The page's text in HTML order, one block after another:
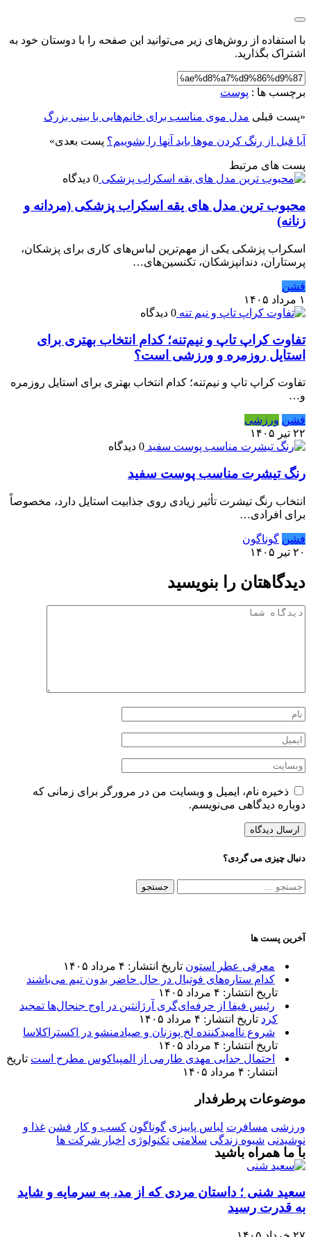
با استفاده از روش‌های زیر می‌توانید این صفحه را با دوستان خود به
اشتراک بگذارید.
برچسب ها : پوست
«پست قبلی مدل موی مناسب برای خانم‌هایی با بینی بزرگ
آیا قبل از رنگ کردن موها باید آنها را بشوییم؟ پست بعدی»
پست های مرتبط
0 دیدگاه
محبوب ترین مدل های یقه اسکراب پزشکی (مردانه و
زنانه)
اسکراب پزشکی یکی از مهم‌ترین لباس‌های کاری برای پزشکان،
پرستاران، دندانپزشکان، تکنسین‌های…
فشن
۱ مرداد ۱۴۰۵
0 دیدگاه
تفاوت کراپ تاپ و نیم‌تنه؛ کدام انتخاب بهتری برای
استایل روزمره و ورزشی است؟
تفاوت کراپ تاپ و نیم‌تنه؛ کدام انتخاب بهتری برای استایل روزمره
و…
فشن ورزشی
۲۲ تیر ۱۴۰۵
0 دیدگاه
رنگ تیشرت مناسب پوست سفید
انتخاب رنگ تیشرت تأثیر زیادی روی جذابیت استایل دارد، مخصوصاً
برای افرادی…
فشن گوناگون
۲۰ تیر ۱۴۰۵
دیدگاهتان را بنویسید
ذخیره نام، ایمیل و وبسایت من در مرورگر برای زمانی که
دوباره دیدگاهی می‌نویسم.
دنبال چیزی می گردی؟
جستجو
آخرین پست ها
معرفی عطر استون تاریخ انتشار: ۴ مرداد ۱۴۰۵
کدام ستاره‌های فوتبال در حال حاضر بدون تیم می‌باشند
تاریخ انتشار: ۴ مرداد ۱۴۰۵
رئیس فیفا از حرفه‌ای‌گری آرژانتین در اوج جنجال‌ها تمجید
کرد تاریخ انتشار: ۴ مرداد ۱۴۰۵
شروع ناامیدکننده لخ پوزنان و صیادمنشو در اکستراکلاسا
تاریخ انتشار: ۴ مرداد ۱۴۰۵
احتمال جدایی مهدی طارمی از المپیاکوس مطرح است تاریخ
انتشار: ۴ مرداد ۱۴۰۵
موضوعات پرطرفدار
ورزشی مسافرت لباس پاییزی گوناگون کسب و کار فشن غذا و
نوشیدنی شیوه زندگی سلامتی تکنولوژی اخبار شرکت ها
با ما همراه باشید
سعید شنی ؛ داستان مردی که از مد، به سرمایه و شاید
به قدرت رسید